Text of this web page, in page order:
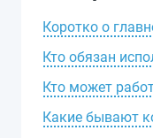
Коротко о
Кто обязан
Кто может
Какие бывают